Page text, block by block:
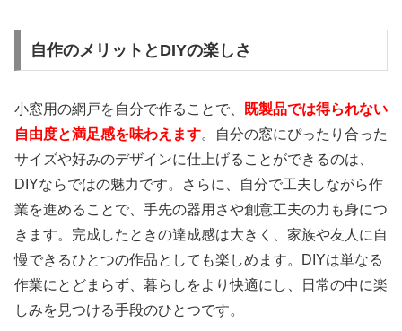
自作のメリットとDIYの楽しさ
小窓用の網戸を自分で作ることで、
既製品では得られない
自由度と満足感を味わえます。自分の窓にぴったり合った
サイズや好みのデザインに仕上げることができるのは、
DIYならではの魅力です。さらに、自分で工夫しながら作
業を進めることで、手先の器用さや創意工夫の力も身につ
きます。完成したときの達成感は大きく、家族や友人に自
慢できるひとつの作品としても楽しめます。DIYは単なる
作業にとどまらず、暮らしをより快適にし、日常の中に楽
しみを見つける手段のひとつです。